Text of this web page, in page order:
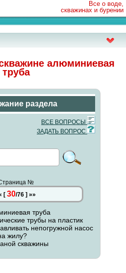
Все о воде,
скважинах и бурении
алюминиевая
труба
раздела
ВСЕ ВОПРОСЫ
ЗАДАТЬ ВОПРОС
№
[ 30/76] »»
труба
трубы на пластик
непогружной насос
жилу?
скважины